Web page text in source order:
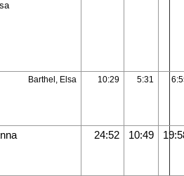
Barthel, Elsa 10:29 5:31
24:52 10:49